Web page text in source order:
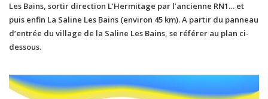
Les Bains, sortir direction L’Hermitage par l’ancienne RN1… et
puis enfin La Saline Les Bains (environ 45 km). A partir du panneau
d’entrée du village de la Saline Les Bains, se référer au plan ci-
dessous.